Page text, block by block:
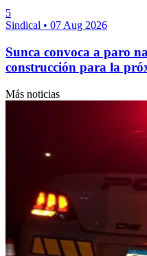
5
Sindical • 07 Aug 2026
Sunca convoca a paro
construcción para la
Más noticias